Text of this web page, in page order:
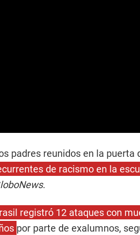
padres reunidos en la puerta
de racismo en la
.
registró 12 ataques con
por parte de exalumnos,